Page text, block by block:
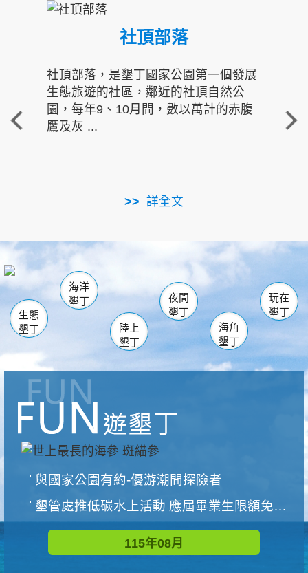
社頂部落
社頂部落，是墾丁國家公園第一個發展
生態旅遊的社區，鄰近的社頂自然公
園，每年9、10月間，數以萬計的赤腹
鷹及灰 ...
詳全文
重
走進
南仁湖
海生館
恆春 佳樂水
龍鑾潭自然中心 森林遊樂區
瓊麻館
關山 墾管處遊客中心
社頂公園 風吹沙
船帆石
白砂 龍磐公園
香蕉灣
砂島
鵝鑾鼻
生態
墾丁
海洋
墾丁
陸上
墾丁
夜間
墾丁
海角
墾丁
玩在
墾丁
與國家公園有約-優游潮間探險者
墾管處推低碳水上活動 應屆畢業生限額免費參加
115年08月